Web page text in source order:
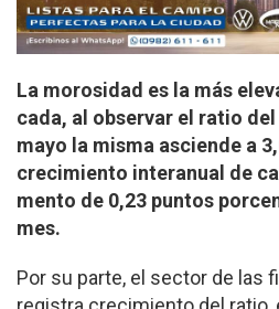
La morosidad es la más
cada, al observar el ratio
mayo la misma asciende a
crecimiento interanual de
mento de 0,23 puntos
mes.
Por su parte, el sector de las